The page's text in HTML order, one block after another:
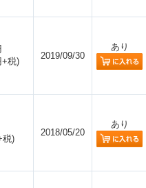
+税)
2019/09/30
あり
税)
2018/05/20
あり